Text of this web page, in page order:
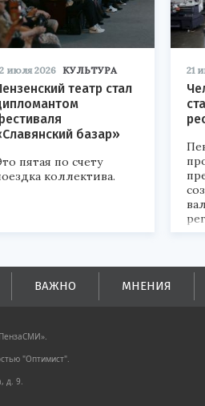
июля 2026 КУЛЬТУРА
театр стал
базар»
пятая по счету
коллектива.
21
ВАЖНО МНЕНИЯ
"Оптимист".
д. 9.